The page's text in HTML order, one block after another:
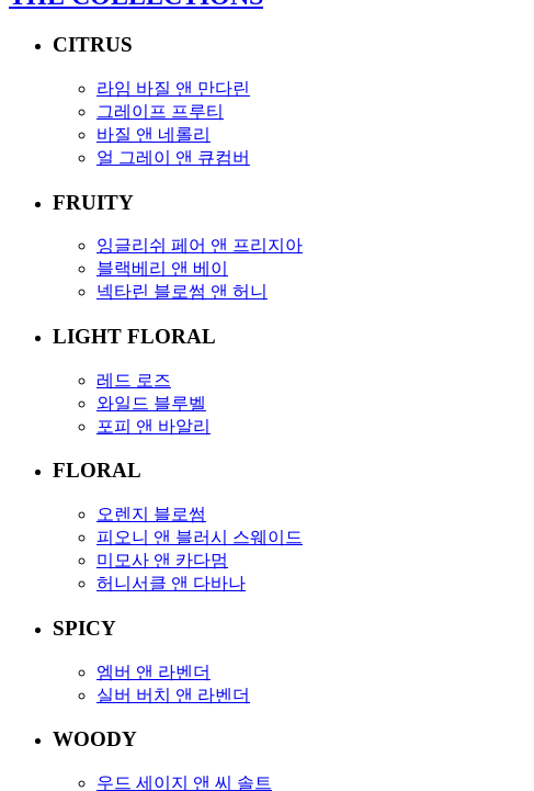
CITRUS
라임 바질 앤 만다린
그레이프 프루티
바질 앤 네롤리
얼 그레이 앤 큐컴버
FRUITY
잉글리쉬 페어 앤 프리지아
블랙베리 앤 베이
넥타린 블로썸 앤 허니
LIGHT FLORAL
레드 로즈
와일드 블루벨
포피 앤 바알리
FLORAL
오렌지 블로썸
피오니 앤 블러시 스웨이드
미모사 앤 카다멈
허니서클 앤 다바나
SPICY
엠버 앤 라벤더
실버 버치 앤 라벤더
WOODY
우드 세이지 앤 씨 솔트